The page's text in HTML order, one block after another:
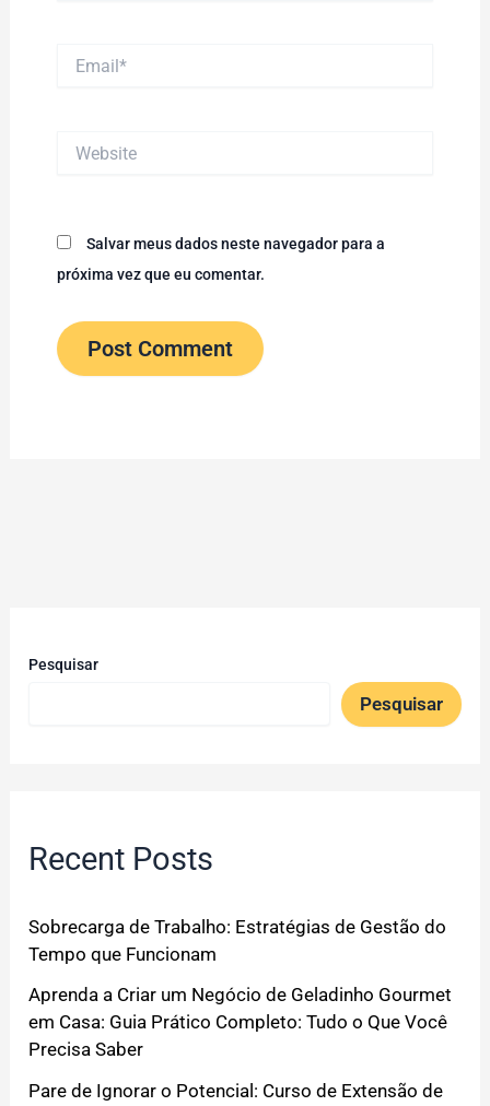
Salvar meus dados neste navegador para a
próxima vez que eu comentar.
Pesquisar
Pesquisar
Recent Posts
Sobrecarga de Trabalho: Estratégias de Gestão do
Tempo que Funcionam
Aprenda a Criar um Negócio de Geladinho Gourmet
em Casa: Guia Prático Completo: Tudo o Que Você
Precisa Saber
Pare de Ignorar o Potencial: Curso de Extensão de